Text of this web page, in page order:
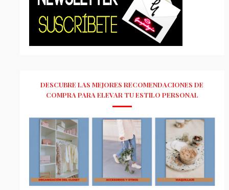
DESCUBRE LAS MEJORES RECOMENDACIONES DE
COMPRA PARA ELEVAR TU ESTILO PERSONAL